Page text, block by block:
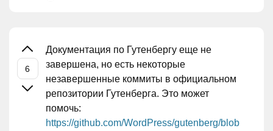
Документация по Гутенбергу еще не
завершена, но есть некоторые
незавершенные коммиты в официальном
репозитории Гутенберга. Это может
помочь:
https://github.com/WordPress/gutenberg/blob